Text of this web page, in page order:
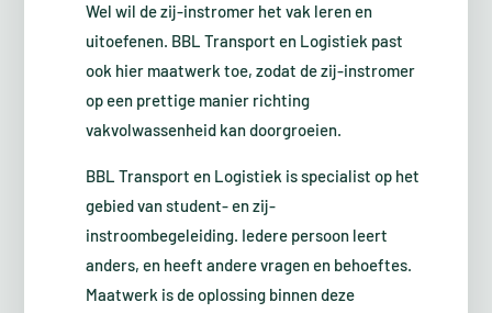
Wel wil de zij-instromer het vak leren en
uitoefenen. BBL Transport en Logistiek past
ook hier maatwerk toe, zodat de zij-instromer
op een prettige manier richting
vakvolwassenheid kan doorgroeien.
BBL Transport en Logistiek is specialist op het
gebied van student- en zij-
instroombegeleiding. Iedere persoon leert
anders, en heeft andere vragen en behoeftes.
Maatwerk is de oplossing binnen deze